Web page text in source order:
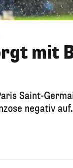
mit
Saint-
negativ auf.